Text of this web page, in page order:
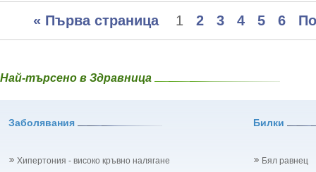
« Първа страница 1 2 3 4 5 6
Най-търсено в Здравница
Заболявания Билки
Хипертония - високо кръвно налягане Бял равнец